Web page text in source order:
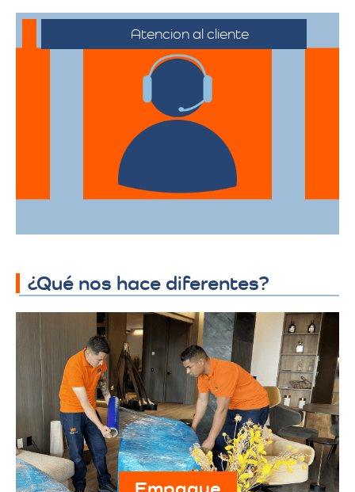
Atencion al cliente
Desde el primer contacto hasta la
finalización de la mudanza, se ofrece un
servicio al cliente excepcional,
adaptándose a sus horarios y
necesidades específicas.
¿Qué nos hace diferentes?